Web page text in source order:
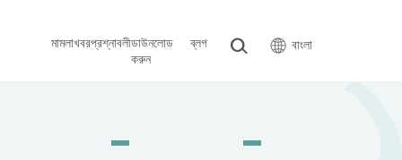
মামলাখবরপ্রশ্নাবলীডাউনলোড
করুন
ব্লগ বাংলা